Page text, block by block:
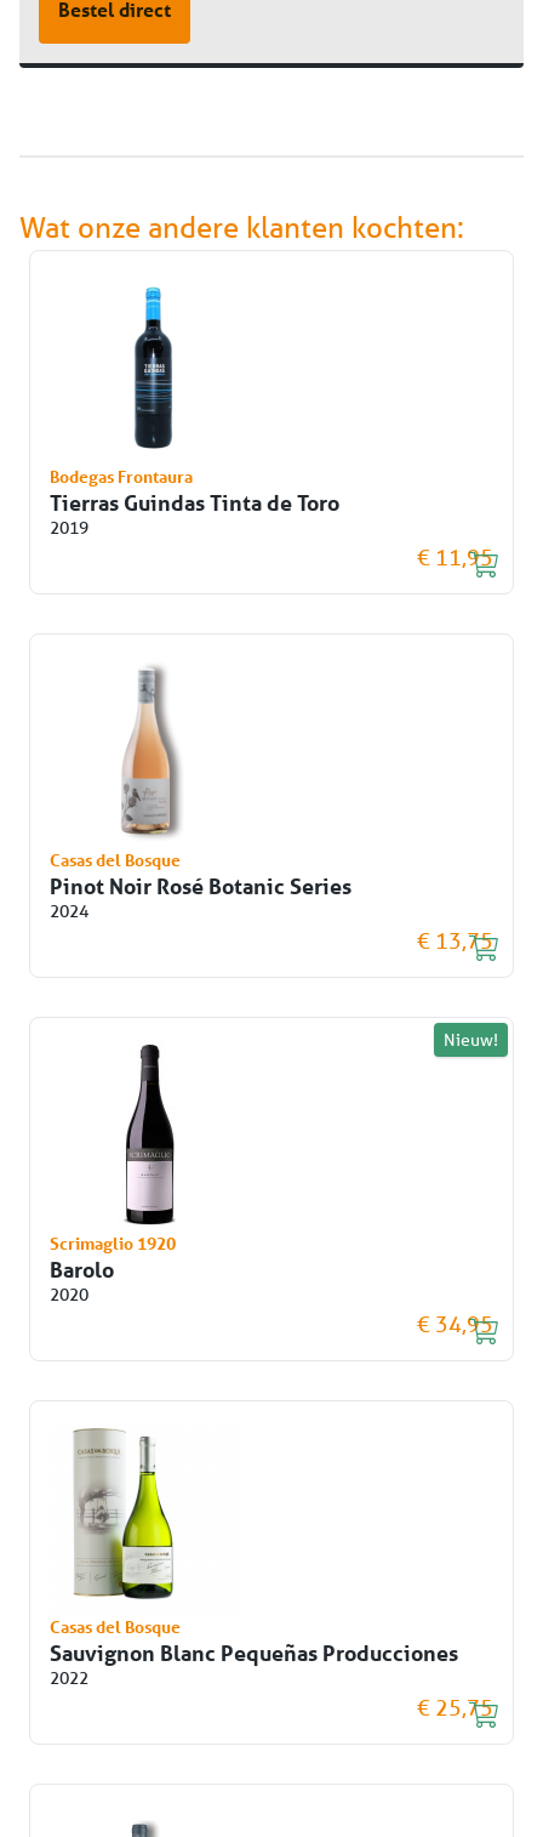
Bestel direct
Wat onze andere klanten kochten:
Bodegas Frontaura
Tierras Guindas Tinta de Toro
2019
€ 11,95
Casas del Bosque
Pinot Noir Rosé Botanic Series
2024
€ 13,75
Nieuw!
Scrimaglio 1920
Barolo
2020
€ 34,95
Casas del Bosque
Sauvignon Blanc Pequeñas Producciones
2022
€ 25,75